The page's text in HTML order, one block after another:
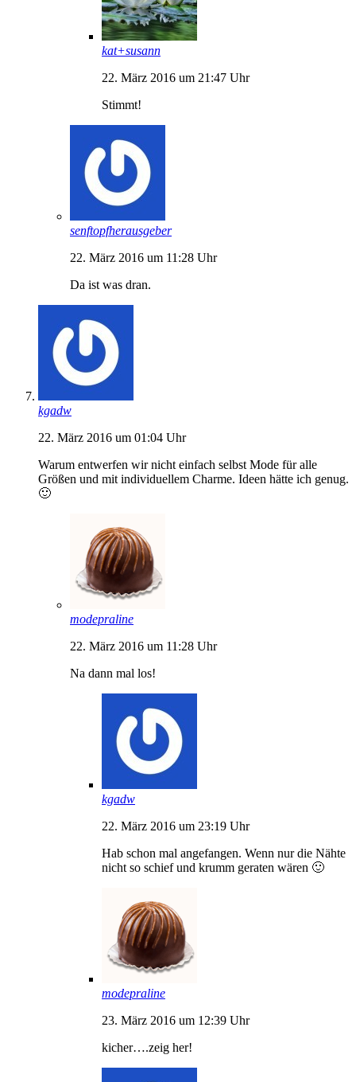
kat+susann
22. März 2016 um 21:47 Uhr
Stimmt!
senftopfherausgeber
22. März 2016 um 11:28 Uhr
Da ist was dran.
kgadw
22. März 2016 um 01:04 Uhr
Warum entwerfen wir nicht einfach selbst Mode für alle
Größen und mit individuellem Charme. Ideen hätte ich genug.
🙂
modepraline
22. März 2016 um 11:28 Uhr
Na dann mal los!
kgadw
22. März 2016 um 23:19 Uhr
Hab schon mal angefangen. Wenn nur die Nähte
nicht so schief und krumm geraten wären 🙂
modepraline
23. März 2016 um 12:39 Uhr
kicher….zeig her!